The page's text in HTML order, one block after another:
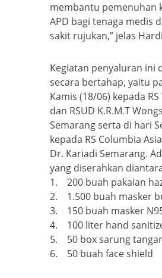
membantu pemenuhan
APD bagi tenaga medis
sakit rujukan,” jelas
Kegiatan penyaluran ini
secara bertahap, yaitu
Kamis (18/06) kepada
dan RSUD K.R.M.T
Semarang serta di hari
kepada RS Columbia
Dr. Kariadi Semarang.
yang diserahkan
1. 200 buah pakaian
2. 1.500 buah masker
3. 150 buah masker
4. 100 liter hand
5. 50 box sarung
6. 50 buah face shield